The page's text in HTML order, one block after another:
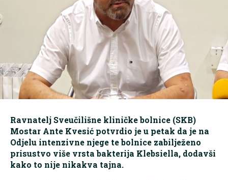
Ravnatelj Sveučilišne kliničke bolnice (SKB)
Mostar Ante Kvesić potvrdio je u petak da je na
Odjelu intenzivne njege te bolnice zabilježeno
prisustvo više vrsta bakterija Klebsiella, dodavši
kako to nije nikakva tajna.